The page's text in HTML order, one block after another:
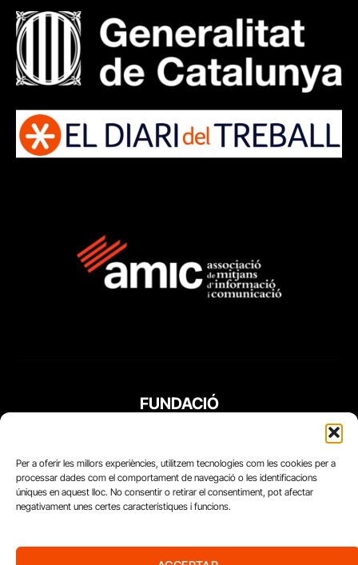
Per a oferir les millors experiències, utilitzem tecnologies com les cookies per a
processar dades com el comportament de navegació o les identificacions
úniques en aquest lloc. No consentir o retirar el consentiment, pot afectar
negativament unes certes característiques i funcions.
FUNDACIÓ